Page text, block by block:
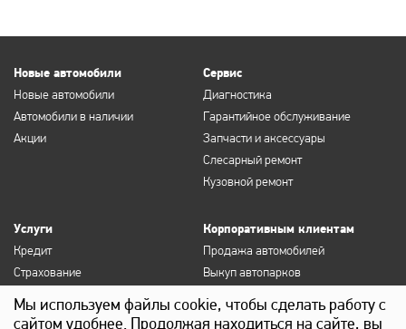
Новые автомобили
Новые автомобили
Автомобили в наличии
Акции
Сервис
Диагностика
Гарантийное обслуживание
Запчасти и аксессуары
Слесарный ремонт
Кузовной ремонт
Услуги
Кредит
Страхование
Продление полисов ОСАГО и
КАСКО
Корпоративным клиентам
Продажа автомобилей
Выкуп автопарков
Сервисное обслуживание
Мы используем файлы cookie, чтобы сделать работу с
сайтом удобнее. Продолжая находиться на сайте, вы